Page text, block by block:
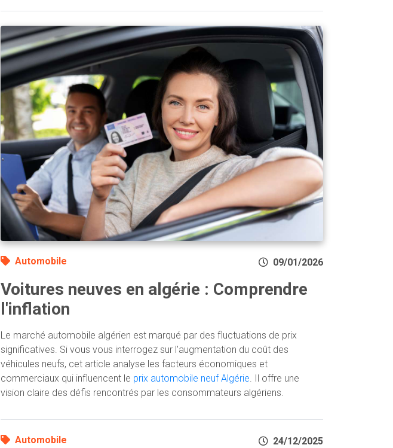
Automobile 09/01/2026
Voitures neuves en algérie : Comprendre
l'inflation
Le marché automobile algérien est marqué par des fluctuations de prix
significatives. Si vous vous interrogez sur l'augmentation du coût des
véhicules neufs, cet article analyse les facteurs économiques et
commerciaux qui influencent le prix automobile neuf Algérie. Il offre une
vision claire des défis rencontrés par les consommateurs algériens.
Automobile 24/12/2025